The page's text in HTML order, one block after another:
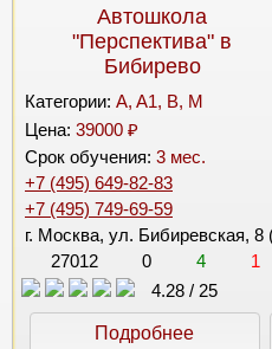
Автошкола
"Перспектива" в
Бибирево
Категории: A, A1, B, M
Цена: 39000 ₽
Срок обучения: 3 мес.
+7 (495) 649-82-83
+7 (495) 749-69-59
г. Москва, ул. Бибиревская, 8
27012
0 4
1
4.28 / 25
Подробнее